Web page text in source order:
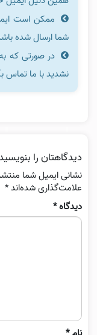
شما ارسال شده
در صورتی که
نشدید با ما تماس
دیدگاهتان را
نشانی ایمیل شما
علامت‌گذاری شده‌اند*
دیدگاه*